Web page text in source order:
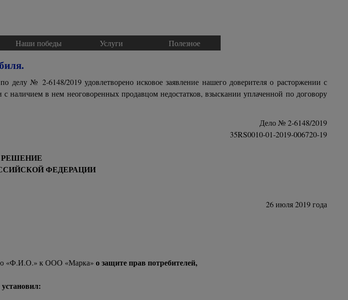
меню
Наши победы ▼
Услуги ▼
Полезное
№ 2-6148/2019 удовлетворено исковое заявление нашего доверителя о расторжении с
наличием в нем неоговоренных продавцом недостатков, взыскании уплаченной по договору
Дело № 2-6148/2019
35RS0010-01-2019-006720-19
РЕШЕНИЕ
ФЕДЕРАЦИИ
26 июля 2019 года
«Ф.И.О.» к ООО «Марка»о защите прав потребителей,
установил: